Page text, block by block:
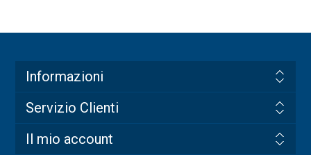
Informazioni
Servizio Clienti
Il mio account